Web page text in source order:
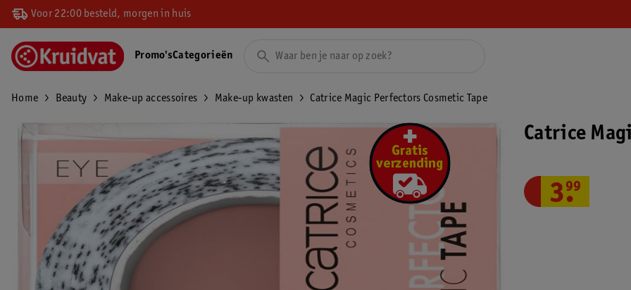
Voor 22:00 besteld, morgen in huis
Promo'sCategorieën
Home Beauty Make-up accessoires Make-up kwasten Catrice Magic Perfectors Cosmetic Tape
Catrice
3.
99